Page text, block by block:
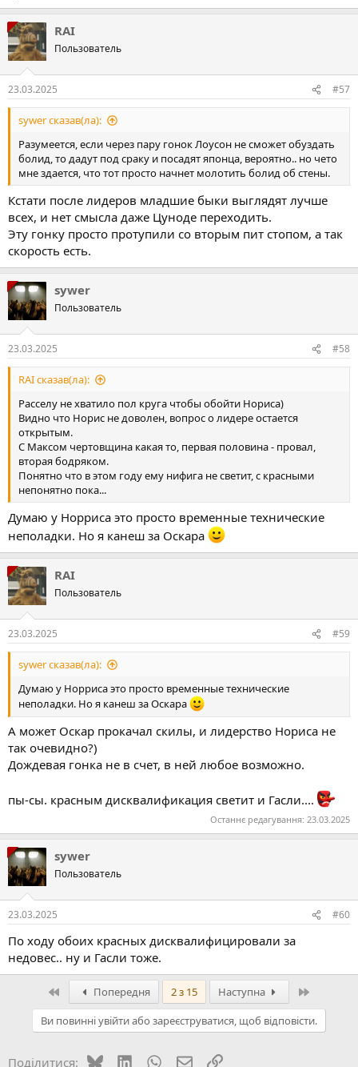
RAI
Пользователь
23.03.2025 #57
sywer сказав(ла):
Разумеется, если через пару гонок Лоусон не сможет обуздать
болид, то дадут под сраку и посадят японца, вероятно.. но чето
мне здается, что тот просто начнет молотить болид об стены.
Кстати после лидеров младшие быки выглядят лучше
всех, и нет смысла даже Цуноде переходить.
Эту гонку просто протупили со вторым пит стопом, а так
скорость есть.
sywer
Пользователь
23.03.2025 #58
RAI сказав(ла):
Расселу не хватило пол круга чтобы обойти Нориса)
Видно что Норис не доволен, вопрос о лидере остается
открытым.
С Максом чертовщина какая то, первая половина - провал,
вторая бодряком.
Понятно что в этом году ему нифига не светит, с красными
непонятно пока...
Думаю у Норриса это просто временные технические
неполадки. Но я канеш за Оскара
RAI
Пользователь
23.03.2025 #59
sywer сказав(ла):
Думаю у Норриса это просто временные технические
неполадки. Но я канеш за Оскара
А может Оскар прокачал скилы, и лидерство Нориса не
так очевидно?)
Дождевая гонка не в счет, в ней любое возможно.
пы-сы. красным дисквалификация светит и Гасли....
Останнє редагування: 23.03.2025
sywer
Пользователь
23.03.2025 #60
По ходу обоих красных дисквалифицировали за
недовес.. ну и Гасли тоже.
ПершийПопередня 2 з 15 Наступна
Ви повинні увійти або зареєструватися, щоб відповісти.
Поділитися: BlueskyLinkedInWhatsApp
E-mailПосилання